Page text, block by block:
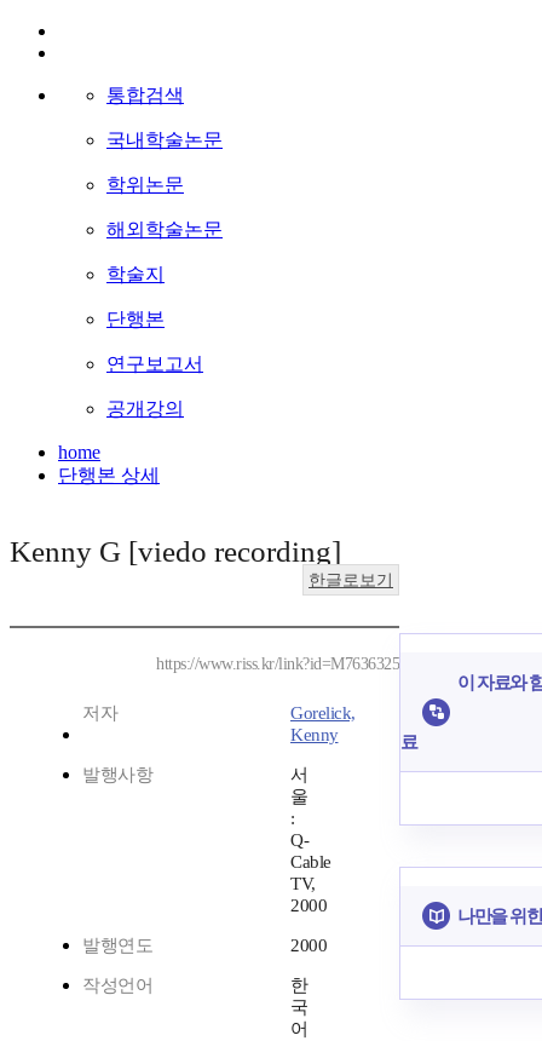
통합검색
국내학술논문
학위논문
해외학술논문
학술지
단행본
연구보고서
공개강의
home
단행본 상세
Kenny G [viedo recording]
한글로보기
https://www.riss.kr/link?id=M7636325
저자
Gorelick,
Kenny
발행사항
서
울
:
Q-
Cable
TV,
2000
발행연도 2000
작성언어
한
국
어
이 자료와
료
나만을 위